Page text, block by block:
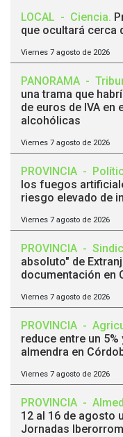
LOCAL - Ciencia.
que ocultará cerca
Viernes 7 agosto de 2026
PANORAMA -
una trama que
de euros de IVA en
alcohólicas
Viernes 7 agosto de 2026
PROVINCIA -
los fuegos
riesgo elevado de
Viernes 7 agosto de 2026
PROVINCIA -
absoluto" de
documentación en
Viernes 7 agosto de 2026
PROVINCIA -
reduce entre un
almendra en
Viernes 7 agosto de 2026
PROVINCIA -
12 al 16 de agosto
Jornadas